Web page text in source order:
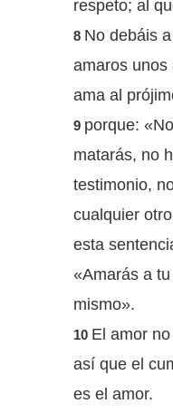
respeto; al
8 No debáis
amaros unos
ama al
9 porque:
matarás, no
testimonio,
cualquier
esta
«Amarás a
mismo».
10 El amor
así que el
es el amor.